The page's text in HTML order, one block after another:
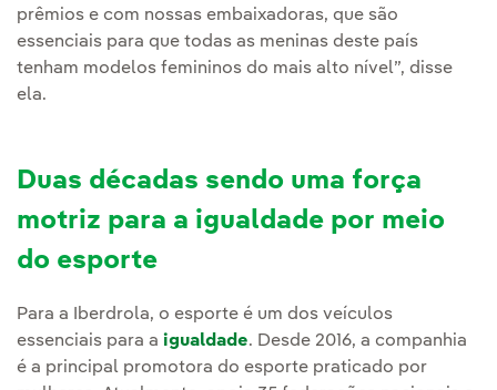
prêmios e com nossas embaixadoras, que são
essenciais para que todas as meninas deste país
tenham modelos femininos do mais alto nível”, disse
ela.
Duas décadas sendo uma força
motriz para a igualdade por meio
do esporte
Para a Iberdrola, o esporte é um dos veículos
essenciais para a igualdade. Desde 2016, a companhia
é a principal promotora do esporte praticado por